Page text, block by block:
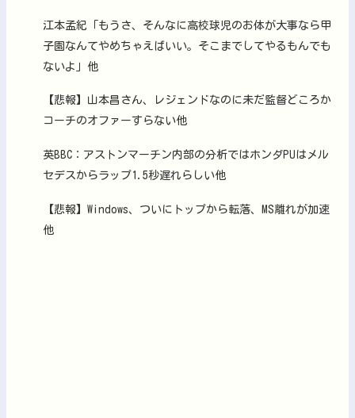
江本孟紀「もうさ、そんなに高校球児のお体が大事なら甲
子園なんてやめちゃえばいい。そこまでしてやるもんでも
ないよ」他
【悲報】山本昌さん、レジェンドなのに未だ監督どころか
コーチのオファーすらない他
英BBC：アストンマーチン内部の分析ではホンダPUはメル
セデスからラップ1.5秒遅れらしい他
【悲報】Windows、ついにトップから転落、MS離れが加速
他